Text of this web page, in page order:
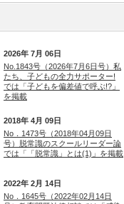
2026年 7月 06日
No.1843号（2026年7月6日号）私
たち、子どもの全力サポーター!
では「子どもを偏差値で呼ぶ!?」
を掲載
2018年 4月 09日
No．1473号（2018年04月09日
号）脱常識のスクールリーダー論
では「「脱常識」とは(1)」を掲載
2022年 2月 14日
No．1645号（2022年02月14日